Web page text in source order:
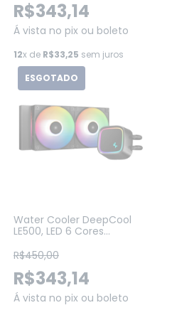
R$343,14
Á vista no pix ou boleto
12x de R$33,25 sem juros
ESGOTADO
Water Cooler DeepCool
LE500, LED 6 Cores
LE500-BKLNMC-G-1)
R$450,00
R$343,14
Á vista no pix ou boleto